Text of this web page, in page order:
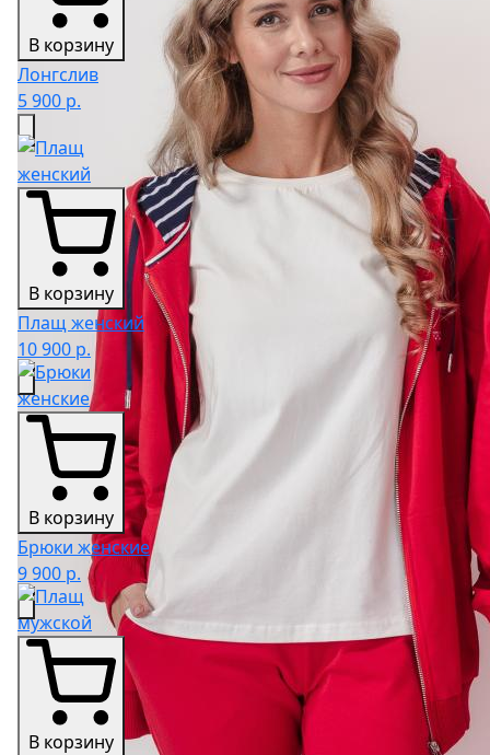
В корзину
Лонгслив
5 900 р.
В корзину
Плащ женский
10 900 р.
В корзину
Брюки женские
9 900 р.
В корзину